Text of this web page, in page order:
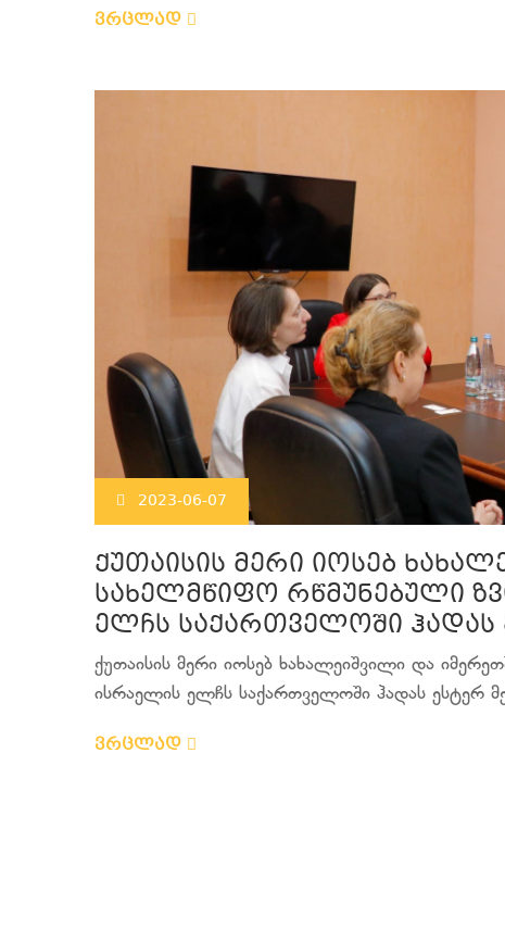
ვრცლად
2023-06-07
ქუთაისის მერი იოსებ
სახელმწიფო რწმუნებული
ელჩს საქართველოში ჰადას
ქუთაისის მერი იოსებ ხახალეიშვილი და
ისრაელის ელჩს საქართველოში ჰადას ესტერ
ვრცლად